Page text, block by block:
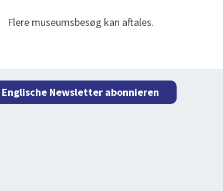
Flere museumsbesøg kan aftales.
Englische Newsletter abonnieren